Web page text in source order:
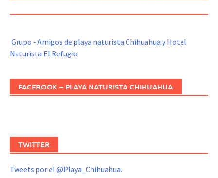
Grupo - Amigos de playa naturista Chihuahua y Hotel
Naturista El Refugio
FACEBOOK – PLAYA NATURISTA CHIHUAHUA
TWITTER
Tweets por el @Playa_Chihuahua.